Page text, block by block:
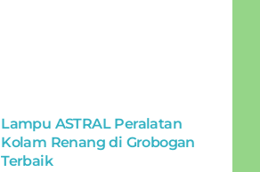
Lampu ASTRAL Peralatan
Kolam Renang di Grobogan
Terbaik